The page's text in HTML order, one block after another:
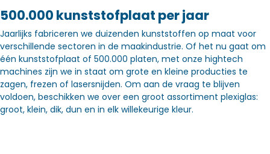
500.000 kunststofplaat per jaar
Jaarlijks fabriceren we duizenden kunststoffen op maat voor
verschillende sectoren in de maakindustrie. Of het nu gaat om
één kunststofplaat of 500.000 platen, met onze hightech
machines zijn we in staat om grote en kleine producties te
zagen, frezen of lasersnijden. Om aan de vraag te blijven
voldoen, beschikken we over een groot assortiment plexiglas:
groot, klein, dik, dun en in elk willekeurige kleur.